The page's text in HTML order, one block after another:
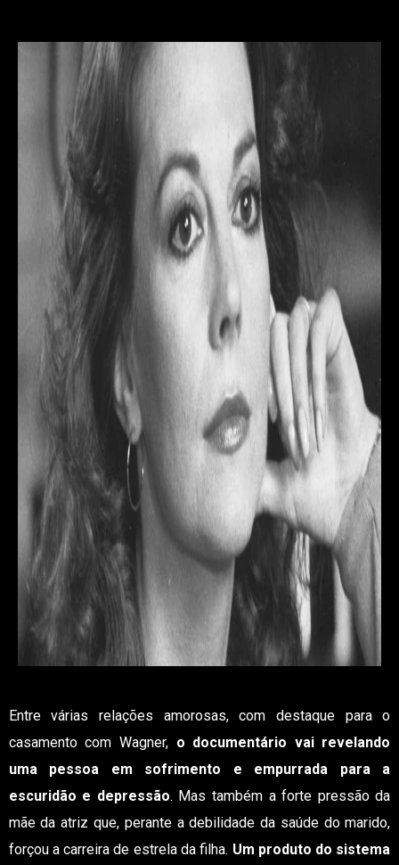
Entre várias relações amorosas, com destaque para o
casamento com Wagner, o documentário vai revelando
uma pessoa em sofrimento e empurrada para a
escuridão e depressão. Mas também a forte pressão da
mãe da atriz que, perante a debilidade da saúde do marido,
forçou a carreira de estrela da filha. Um produto do sistema